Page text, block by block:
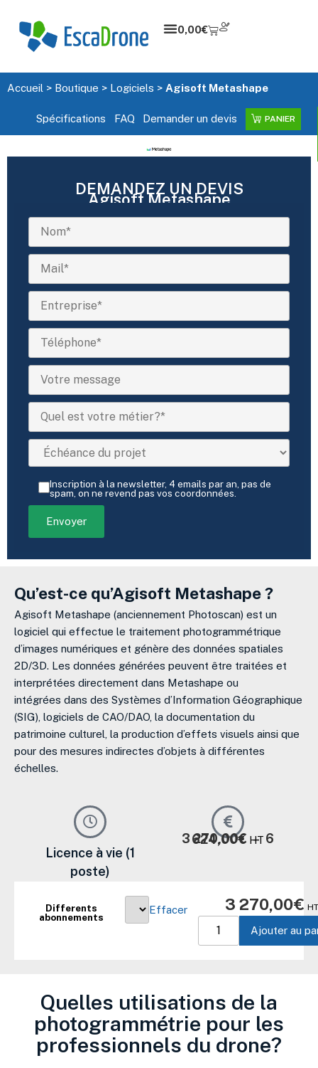
0,00€
Accueil > Boutique > Logiciels > Agisoft Metashape
Spécifications FAQ Demander un devis PANIER
DEMANDEZ UN DEVIS
Agisoft Metashape
Inscription à la newsletter, 4 emails par an, pas de
spam, on ne revend pas vos coordonnées.
Qu’est-ce qu’Agisoft Metashape ?
Agisoft Metashape (anciennement Photoscan) est un
logiciel qui effectue le traitement photogrammétrique
d’images numériques et génère des données spatiales
2D/3D. Les données générées peuvent être traitées et
interprétées directement dans Metashape ou
intégrées dans des Systèmes d’Information Géographique
(SIG), logiciels de CAO/DAO, la documentation du
patrimoine culturel, la production d’effets visuels ainsi que
pour des mesures indirectes d’objets à différentes
échelles.
Licence à vie (1
poste)
3 270,00€ –
6 624,00€ HT
Differents
abonnements
Effacer 3 270,00€
quantité
Agisoft
Metashape
Ajouter au
Quelles utilisations de la
photogrammétrie pour les
professionnels du drone?